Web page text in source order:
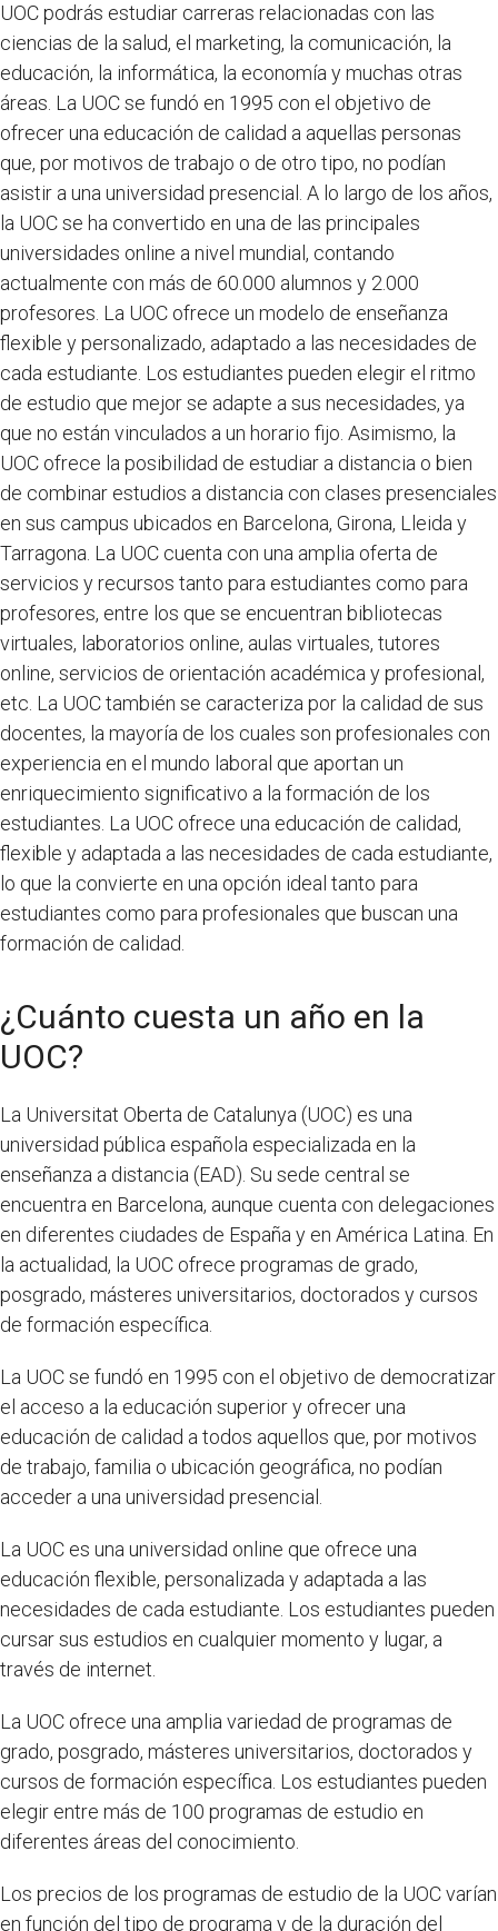
UOC podrás estudiar carreras relacionadas con las
ciencias de la salud, el marketing, la comunicación, la
educación, la informática, la economía y muchas otras
áreas. La UOC se fundó en 1995 con el objetivo de
ofrecer una educación de calidad a aquellas personas
que, por motivos de trabajo o de otro tipo, no podían
asistir a una universidad presencial. A lo largo de los años,
la UOC se ha convertido en una de las principales
universidades online a nivel mundial, contando
actualmente con más de 60.000 alumnos y 2.000
profesores. La UOC ofrece un modelo de enseñanza
flexible y personalizado, adaptado a las necesidades de
cada estudiante. Los estudiantes pueden elegir el ritmo
de estudio que mejor se adapte a sus necesidades, ya
que no están vinculados a un horario fijo. Asimismo, la
UOC ofrece la posibilidad de estudiar a distancia o bien
de combinar estudios a distancia con clases presenciales
en sus campus ubicados en Barcelona, Girona, Lleida y
Tarragona. La UOC cuenta con una amplia oferta de
servicios y recursos tanto para estudiantes como para
profesores, entre los que se encuentran bibliotecas
virtuales, laboratorios online, aulas virtuales, tutores
online, servicios de orientación académica y profesional,
etc. La UOC también se caracteriza por la calidad de sus
docentes, la mayoría de los cuales son profesionales con
experiencia en el mundo laboral que aportan un
enriquecimiento significativo a la formación de los
estudiantes. La UOC ofrece una educación de calidad,
flexible y adaptada a las necesidades de cada estudiante,
lo que la convierte en una opción ideal tanto para
estudiantes como para profesionales que buscan una
formación de calidad.
¿Cuánto cuesta un año en la
UOC?
La Universitat Oberta de Catalunya (UOC) es una
universidad pública española especializada en la
enseñanza a distancia (EAD). Su sede central se
encuentra en Barcelona, aunque cuenta con delegaciones
en diferentes ciudades de España y en América Latina. En
la actualidad, la UOC ofrece programas de grado,
posgrado, másteres universitarios, doctorados y cursos
de formación específica.
La UOC se fundó en 1995 con el objetivo de democratizar
el acceso a la educación superior y ofrecer una
educación de calidad a todos aquellos que, por motivos
de trabajo, familia o ubicación geográfica, no podían
acceder a una universidad presencial.
La UOC es una universidad online que ofrece una
educación flexible, personalizada y adaptada a las
necesidades de cada estudiante. Los estudiantes pueden
cursar sus estudios en cualquier momento y lugar, a
través de internet.
La UOC ofrece una amplia variedad de programas de
grado, posgrado, másteres universitarios, doctorados y
cursos de formación específica. Los estudiantes pueden
elegir entre más de 100 programas de estudio en
diferentes áreas del conocimiento.
Los precios de los programas de estudio de la UOC varían
en función del tipo de programa y de la duración del